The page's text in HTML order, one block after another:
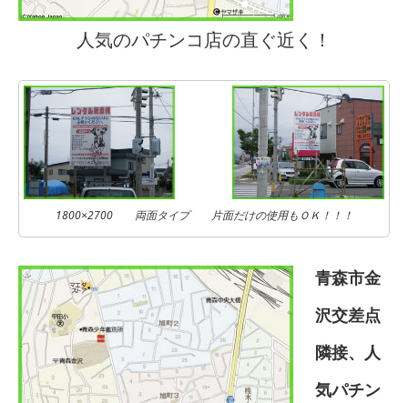
人気のパチンコ店の直ぐ近く！
1800×2700 両面タイプ 片面だけの使用もＯＫ！！！
青森市金
沢交差点
隣接、人
気パチン